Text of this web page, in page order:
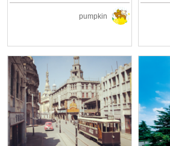
pumpkin